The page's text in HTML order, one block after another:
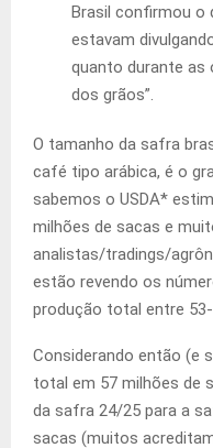
Brasil confirmou o
estavam
quanto durante as
dos grãos”.
O tamanho da safra
café tipo arábica, é o
sabemos o USDA*
milhões de sacas e
analistas/tradings/
estão revendo os
produção total entre
Considerando então (e
total em 57 milhões de
da safra 24/25 para a
sacas (muitos